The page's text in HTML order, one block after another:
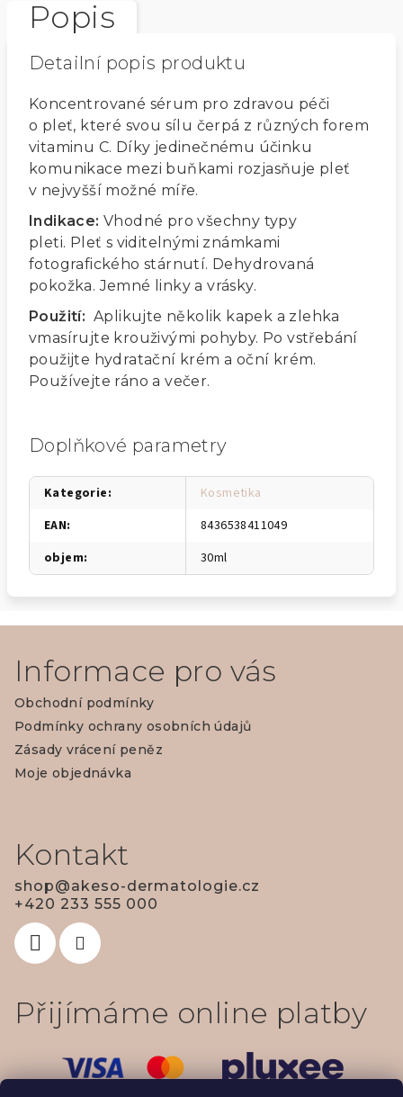
Popis
Detailní popis produktu
Koncentrované sérum pro zdravou péči
o pleť, které svou sílu čerpá z různých forem
vitaminu C. Díky jedinečnému účinku
komunikace mezi buňkami rozjasňuje pleť
v nejvyšší možné míře.
Indikace: Vhodné pro všechny typy
pleti. Pleť s viditelnými známkami
fotografického stárnutí. Dehydrovaná
pokožka.Jemné linky a vrásky.
Použití: Aplikujte několik kapek a zlehka
vmasírujte krouživými pohyby. Po vstřebání
použijte hydratační krém a oční krém.
Používejte ráno a večer.
Doplňkové parametry
Kategorie:
Kosmetika
EAN:
8436538411049
objem: 30ml
Informace pro vás
Obchodní podmínky
Podmínky ochrany osobních údajů
Zásady vrácení peněz
Moje objednávka
Kontakt
shop@akeso-dermatologie.cz
+420 233 555 000
Přijímáme online platby